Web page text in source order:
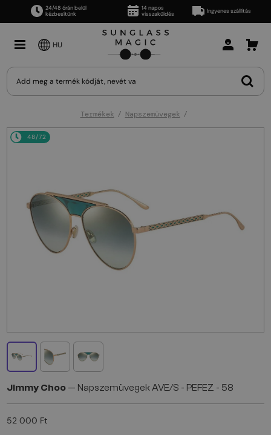
24/48 órán belül
kézbesítünk
14 napos
visszaküldés
Ingyenes szállítás
HU
Termékek Napszemüvegek
48/72
Jimmy Choo — Napszemüvegek AVE/S - PEFEZ - 58
52 000 Ft